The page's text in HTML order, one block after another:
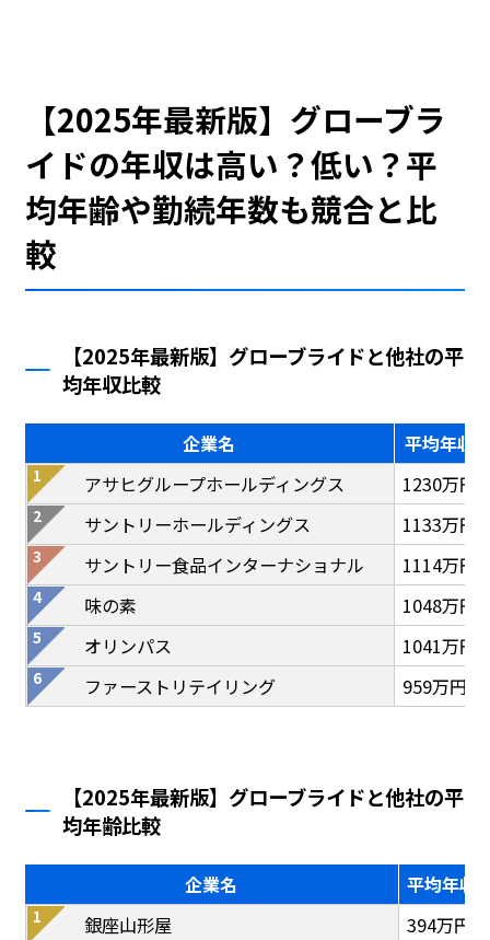
【2025年最新版】グローブラ
イドの年収は高い？低い？平
均年齢や勤続年数も競合と比
較
【2025年最新版】グローブライドと他社の平
均年収比較
企業名
平均年収
アサヒグループホールディングス
1230万円
サントリーホールディングス
1133万円
サントリー食品インターナショナル
1114万円
味の素
1048万円
オリンパス
1041万円
ファーストリテイリング
959万円
【2025年最新版】グローブライドと他社の平
均年齢比較
企業名
平均年収
銀座山形屋
394万円